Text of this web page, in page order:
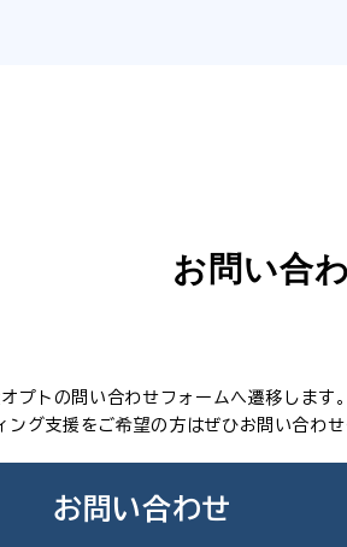
お問い合
プトの問い合わせフォームへ遷移します。
ング支援をご希望の方はぜひお問い合わせ
お問い合わせ